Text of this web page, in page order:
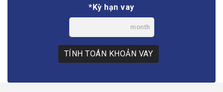
*Kỳ hạn vay
month
TÍNH TOÁN KHOẢN VAY